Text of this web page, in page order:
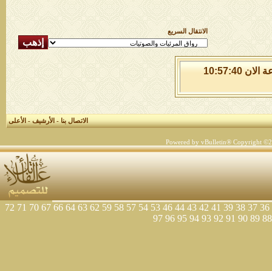
الانتقال السريع
الجمعة 7 من اغسطس 2026 , الساعة الان 10:57:41
الاتصال بنا-الأرشيف-الأعلى
Powered by vBulletin® Copyright
36
37
38
39
41
42
43
44
46
53
54
57
58
59
62
63
64
66
67
70
71
72
88
89
90
91
92
93
94
95
96
97